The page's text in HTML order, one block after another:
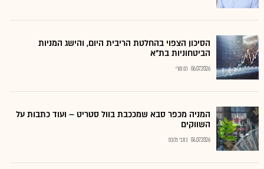
הסיכון הצפוי בהחלטת הריבית היום, והישג המניות
הביטחוניות בת"א
06.07.2026 רם מורי
המניה מכפר סבא שמככבת בוול סטריט – ועוד כתבות על
השווקים
04.07.2026 כתבי גלובס